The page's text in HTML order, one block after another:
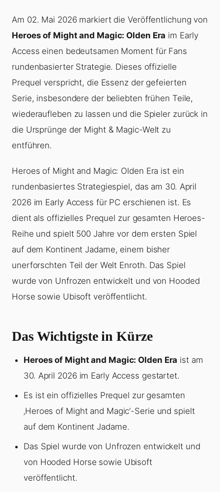
Am 02. Mai 2026 markiert die Veröffentlichung von
Heroes of Might and Magic: Olden Era im Early
Access einen bedeutsamen Moment für Fans
rundenbasierter Strategie. Dieses offizielle
Prequel verspricht, die Essenz der gefeierten
Serie, insbesondere der beliebten frühen Teile,
wiederaufleben zu lassen und die Spieler zurück in
die Ursprünge der Might & Magic-Welt zu
entführen.
Heroes of Might and Magic: Olden Era ist ein
rundenbasiertes Strategiespiel, das am 30. April
2026 im Early Access für PC erschienen ist. Es
dient als offizielles Prequel zur gesamten Heroes-
Reihe und spielt 500 Jahre vor dem ersten Spiel
auf dem Kontinent Jadame, einem bisher
unerforschten Teil der Welt Enroth. Das Spiel
wurde von Unfrozen entwickelt und von Hooded
Horse sowie Ubisoft veröffentlicht.
Das Wichtigste in Kürze
Heroes of Might and Magic: Olden Era ist am
30. April 2026 im Early Access gestartet.
Es ist ein offizielles Prequel zur gesamten
‚Heroes of Might and Magic‘-Serie und spielt
auf dem Kontinent Jadame.
Das Spiel wurde von Unfrozen entwickelt und
von Hooded Horse sowie Ubisoft
veröffentlicht.